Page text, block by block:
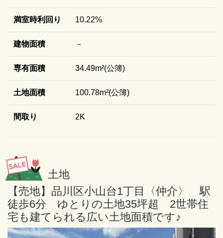
満室時利回り 10.22%
建物面積 －
専有面積 34.49m²(公簿)
土地面積 100.78m²(公簿)
間取り 2K
土地
【売地】品川区小山台1丁目〈仲介〉 駅
徒歩6分 ゆとりの土地35坪超 2世帯住
宅も建てられる広い土地面積です♪